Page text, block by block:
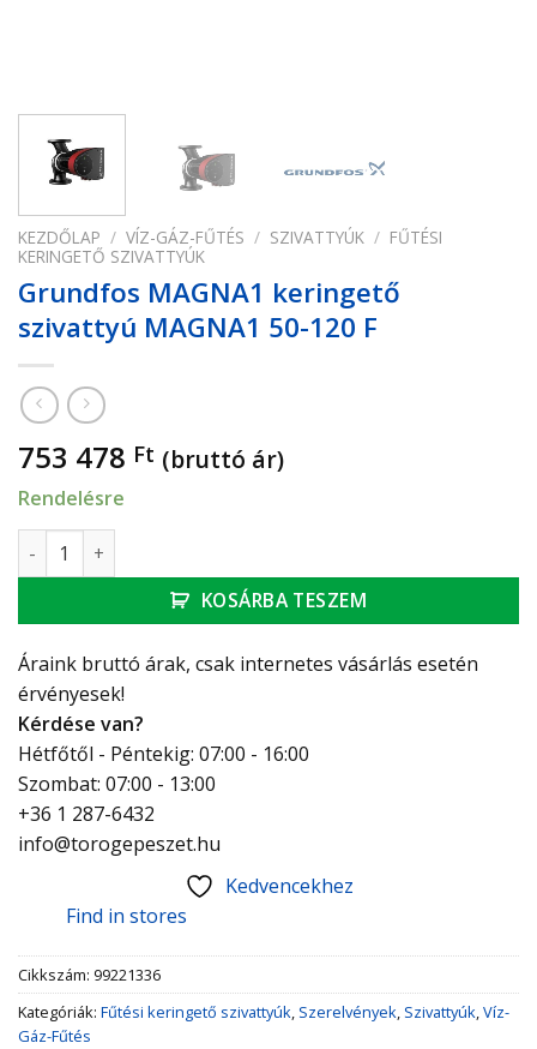
KEZDŐLAP / VÍZ-GÁZ-FŰTÉS / SZIVATTYÚK / FŰTÉSI
KERINGETŐ SZIVATTYÚK
Grundfos MAGNA1 keringető
szivattyú MAGNA1 50-120 F
753 478 Ft (bruttó ár)
Rendelésre
Grundfos MAGNA1 keringető szivattyú MAGNA1 50-120 F
KOSÁRBA TESZEM
Áraink bruttó árak, csak internetes vásárlás esetén
érvényesek!
Kérdése van?
Hétfőtől - Péntekig: 07:00 - 16:00
Szombat: 07:00 - 13:00
+36 1 287-6432
info@torogepeszet.hu
Kedvencekhez
Find in stores
Cikkszám: 99221336
Kategóriák: Fűtési keringető szivattyúk, Szerelvények, Szivattyúk,Víz-
Gáz-Fűtés